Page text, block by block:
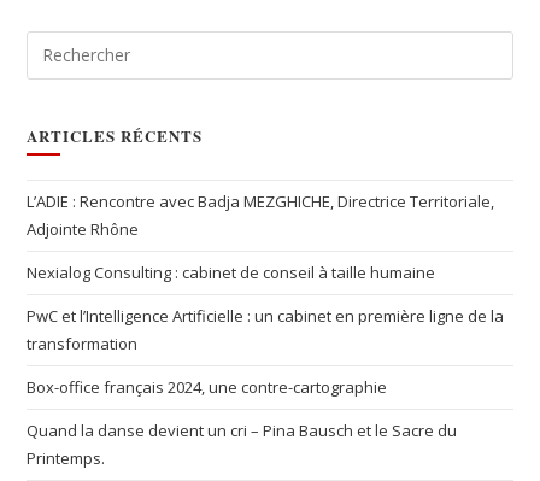
ARTICLES RÉCENTS
L’ADIE : Rencontre avec Badja MEZGHICHE, Directrice Territoriale,
Adjointe Rhône
Nexialog Consulting : cabinet de conseil à taille humaine
PwC et l’Intelligence Artificielle : un cabinet en première ligne de la
transformation
Box-office français 2024, une contre-cartographie
Quand la danse devient un cri – Pina Bausch et le Sacre du
Printemps.